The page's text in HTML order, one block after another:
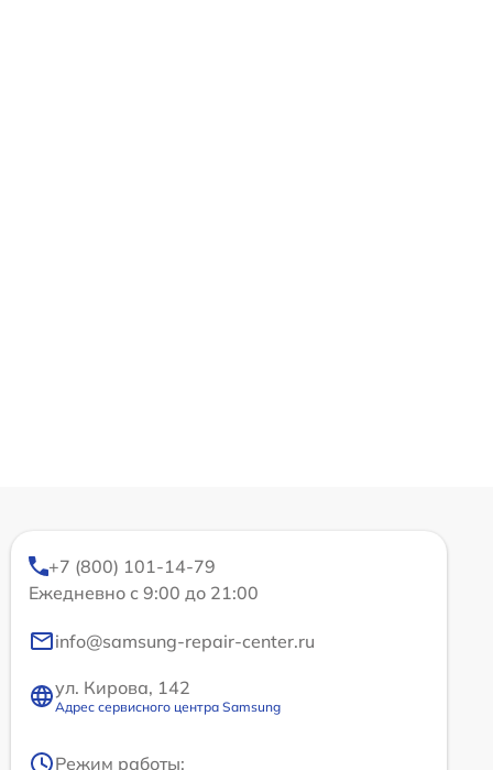
+7 (800) 101-14-79
Ежедневно с 9:00 до 21:00
info@samsung-repair-center.ru
ул. Кирова, 142
Адрес сервисного центра Samsung
Режим работы: